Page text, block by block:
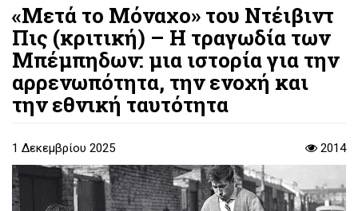
«Μετά το Μόναχο» του Ντέιβιντ
Πις (κριτική) – Η τραγωδία των
Μπέμπηδων: μια ιστορία για την
αρρενωπότητα, την ενοχή και
την εθνική ταυτότητα
1 Δεκεμβρίου 2025 2014